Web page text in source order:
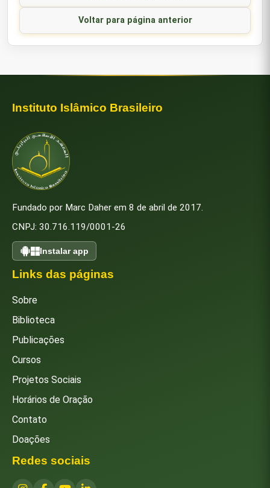
Voltar para página anterior
Instituto Islâmico Brasileiro
Fundado por Marc Daher em 8 de abril de 2017.
CNPJ: 30.716.119/0001-26
Instalar app
Links das páginas
Sobre
Biblioteca
Publicações
Cursos
Projetos Sociais
Horários de Oração
Contato
Doações
Redes sociais